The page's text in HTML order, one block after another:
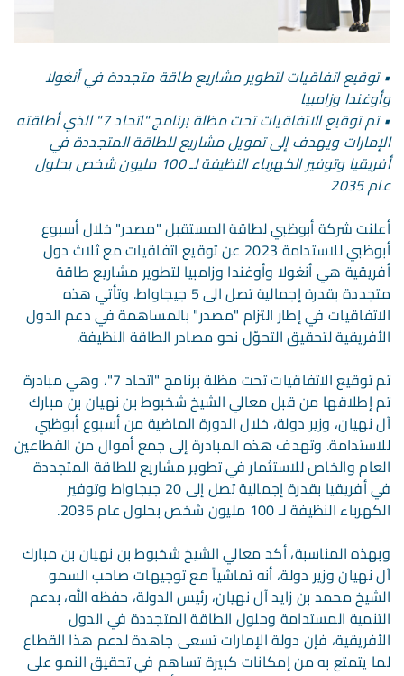
• توقيع اتفاقيات لتطوير مشاريع طاقة متجددة في أنغولا
وأوغندا وزامبيا
•
تم توقيع الاتفاقيات تحت مظلة برنامج "اتحاد 7" الذي أطلقته
الإمارات ويهدف إلى تمويل مشاريع للطاقة المتجددة في
أفريقيا وتوفير الكهرباء النظيفة لـ 100 مليون شخص بحلول
عام 2035
أعلنت شركة أبوظبي لطاقة المستقبل "مصدر" خلال أسبوع
أبوظبي للاستدامة 2023 عن توقيع اتفاقيات مع ثلاث دول
أفريقية هي أنغولا وأوغندا وزامبيا لتطوير مشاريع طاقة
متجددة بقدرة إجمالية تصل الى 5 جيجاواط. وتأتي هذه
الاتفاقيات في إطار التزام "مصدر" بالمساهمة في دعم الدول
الأفريقية لتحقيق التحوّل نحو مصادر الطاقة النظيفة.
تم توقيع الاتفاقيات تحت مظلة برنامج "اتحاد 7"، وهي مبادرة
تم إطلاقها من قبل معالي الشيخ شخبوط بن نهيان بن مبارك
آل نهيان، وزير دولة، خلال الدورة الماضية من أسبوع أبوظبي
للاستدامة. وتهدف هذه المبادرة إلى جمع أموال من القطاعين
العام والخاص للاستثمار في تطوير مشاريع للطاقة المتجددة
في أفريقيا بقدرة إجمالية تصل إلى 20 جيجاواط وتوفير
الكهرباء النظيفة لـ 100 مليون شخص بحلول عام 2035.
وبهذه المناسبة، أكد معالي الشيخ شخبوط بن نهيان بن مبارك
آل نهيان وزير دولة، أنه تماشياً مع توجيهات صاحب السمو
الشيخ محمد بن زايد آل نهيان، رئيس الدولة، حفظه الله، بدعم
التنمية المستدامة وحلول الطاقة المتجددة في الدول
الأفريقية، فإن دولة الإمارات تسعى جاهدة لدعم هذا القطاع
لما يتمتع به من إمكانات كبيرة تساهم في تحقيق النمو على